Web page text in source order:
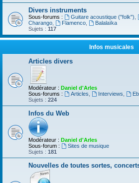
Divers instruments
Sous-forums : Guitare acoustique ("folk")
Charango
Flamenco,
Balalaïka
Sujets : 117
Infos musicales
Articles divers
Modérateur : Daniel d'Arles
Sous-forums :
Articles Interviews
Sujets : 224
Infos du Web
Modérateur : Daniel d'Arles
Sous-forum :
Sites de musique
Sujets : 181
Nouvelles de toutes sortes,